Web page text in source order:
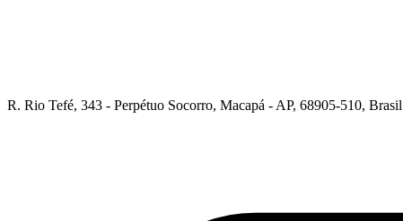
R. Rio Tefé, 343 - Perpétuo Socorro, Macapá - AP, 68905-510, Brasil